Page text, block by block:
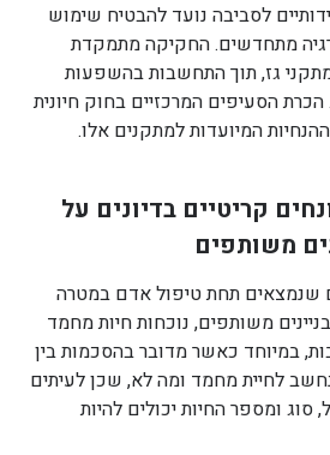
לסביבה נועד להבטיח שימוש
מתחדשים. החקיקה מתמקדת
גז, תוך התחשבות בהשפעות
הכרת הסעיפים המרכזיים בחוק חיונית
המיועדות למתקנים אלו.
קריטיים בדיונים על
משותפים
שנמצאים תחת טיפול אדם במטרה
משותפים, נוכחות חיות מחמד
במיוחד כאשר מדובר בהסכמות בין
לחיית מחמד ומה לא, שכן לעיתים
סוג ומספר החיות יכולים להיות